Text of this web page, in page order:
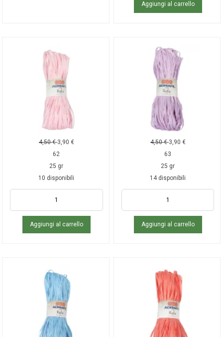
Aggiungi al carrello
4,50€ 3,90 €
62
25 gr
10 disponibili
Aggiungi al carrello
4,50€ 3,90 €
63
25 gr
14 disponibili
Aggiungi al carrello